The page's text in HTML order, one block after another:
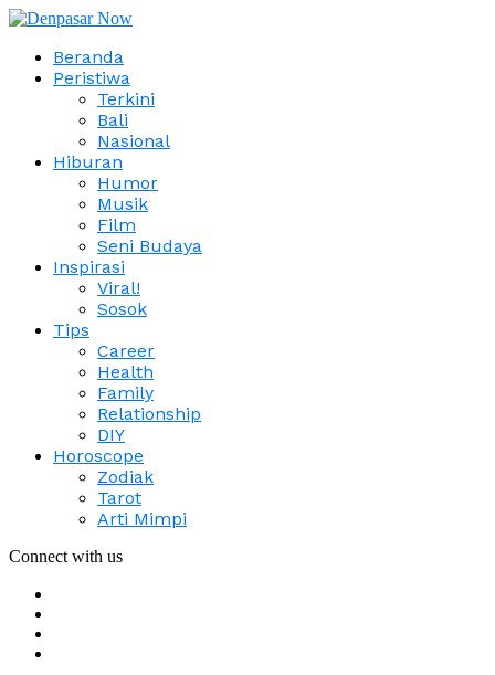
Beranda
Peristiwa
Terkini
Bali
Nasional
Hiburan
Humor
Musik
Film
Seni Budaya
Inspirasi
Viral!
Sosok
Tips
Career
Health
Family
Relationship
DIY
Horoscope
Zodiak
Tarot
Arti Mimpi
Connect with us